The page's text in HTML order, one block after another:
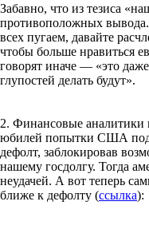
Забавно, что из тезиса
противоположных
всех пугаем, давайте
чтобы больше нравиться
говорят иначе — «это
глупостей делать будут».
2. Финансовые аналитики
юбилей попытки США
дефолт, заблокировав
нашему госдолгу. Тогда
неудачей. А вот теперь
ближе к дефолту (ссылка):